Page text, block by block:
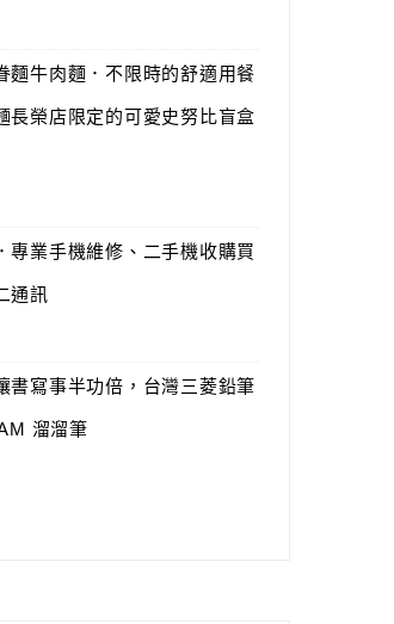
麵牛肉麵．不限時的舒適用餐
長榮店限定的可愛史努比盲盒
專業手機維修、二手機收購買
通訊
書寫事半功倍，台灣三菱鉛筆
溜溜筆